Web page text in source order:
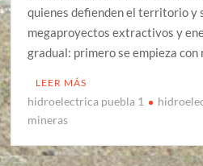
quienes defienden el territorio y
megaproyectos extractivos y
gradual: primero se empieza con
LEER MÁS
hidroelectrica puebla 1
mineras